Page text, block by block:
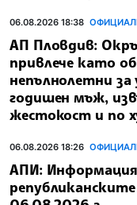
06.08.2026 18:38
АП Пловдив:
привлече като
непълнолетни
годишен мъж,
жестокост и по
06.08.2026 18:26
АПИ: